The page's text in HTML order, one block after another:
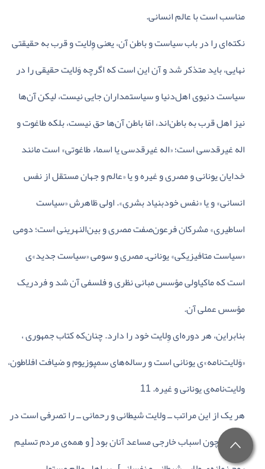
مناسب‌ است‌ با عالم‌ انسانی‌.
نکته‌ای‌ را در باب‌ سیاست‌ و باطن‌ آن‌، یعنی‌ وِلایت‌ و قرب‌ به‌ حقیقتی‌
نهایی‌، باید متذکر شد و آن‌ این‌ است‌ که‌ اگرچه‌ وَلایت‌ حقیقی‌ را در
سیاست‌ دنیوی‌ اهل‌دنیا و سیاستمداران‌ جایی‌ نیست‌، لیکن‌ آن‌ها
نیز اهل‌ قرب‌ به‌ باطن‌اند، امّا باطن‌ آن‌ها حق‌ نیست‌، بلکه‌ طاغوت‌ و
اله‌ غیرقدسی‌ است‌؛ «اله‌ غیرقدسی‌ یا اسماء طاغوتی‌» است‌ مانند
خدایان‌ یونانی‌ و مصری‌ و غیره‌ و یا «عالم‌ و جهان‌ مستقل‌ از نفس‌
انسانی‌» و یا «نفس‌ خودبنیاد بشری‌». اولی‌ ظاهرش‌ «سیاست‌
اساطیری‌» مشرکان‌ فرعون‌صفت‌ مصری‌ و بین‌النهرینی‌ است‌؛ دومی‌
«سیاست‌ متافیزیکی» یونانی‌ـ مصری‌ و سومی‌ «سیاست‌ جدید»ی‌
است‌ که‌ ماکیاولی‌ مؤسس‌ مبانی‌ نظری‌ و فلسفی‌ آن‌ شد و فردریک‌
مؤسس‌ عملی‌ آن‌.
بنابراین‌، هر دوره‌ای‌ وِلایت‌ خود را دارد. چنان‌که‌ کتاب‌ جمهوری‌ ،
«وَلایت‌نامه‌»ی‌ یونانی‌ است‌ و رساله‌های‌ سمپوزیوم‌ و ضیافت‌ افلاطون‌،
ولایت‌نامه‌ی‌ یونانی‌ و غیره‌. 11
هر یک‌ از این‌ مراتب‌ ــ ولایت‌ شیطانی‌ و رحمانی‌ ــ را تصرفی‌ است‌ در
عالم‌؛ و چون‌ اسباب‌ خارجی‌ مساعد آنان‌ بود [ و همه‌ی‌ مردم‌ تسلیم‌